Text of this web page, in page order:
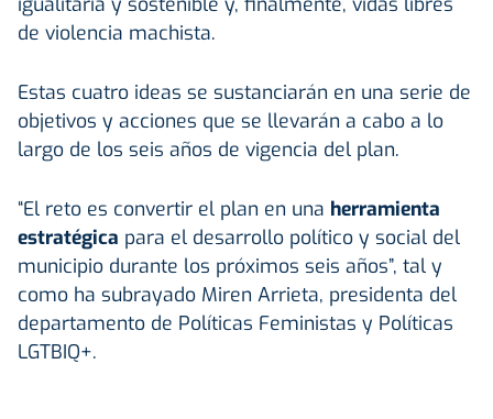
de violencia machista.
Estas cuatro ideas se sustanciarán en una serie de
objetivos y acciones que se llevarán a cabo a lo
largo de los seis años de vigencia del plan.
“El reto es convertir el plan en una herramienta
estratégica para el desarrollo político y social del
municipio durante los próximos seis años”, tal y
como ha subrayado Miren Arrieta, presidenta del
departamento de Políticas Feministas y Políticas
LGTBIQ+.